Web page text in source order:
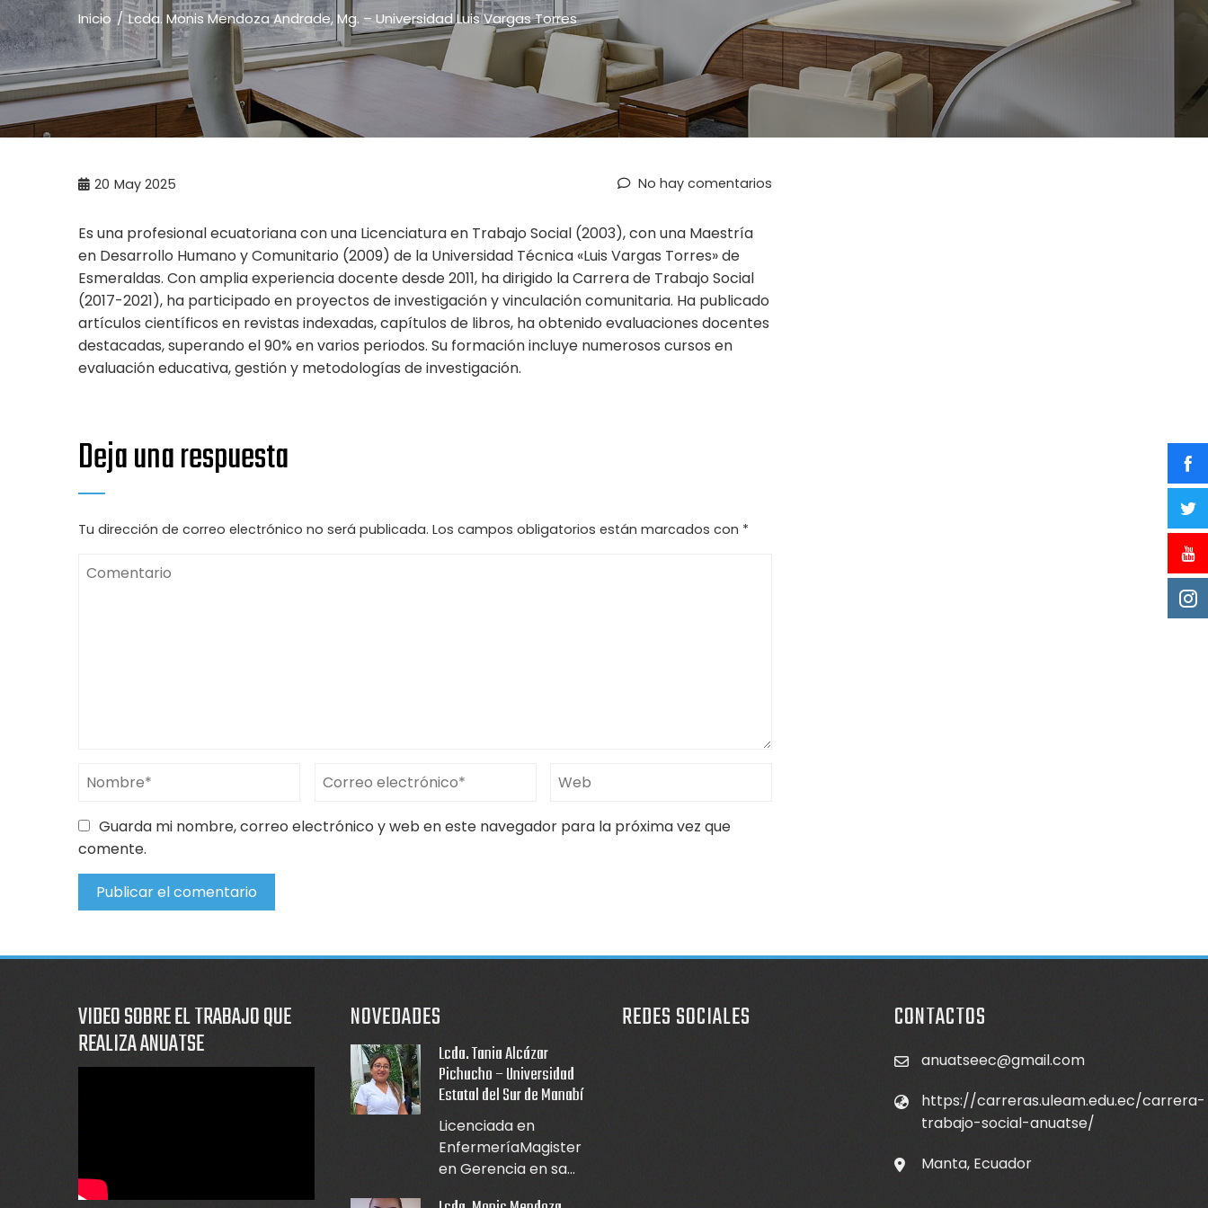
Inicio Lcda. Monis Mendoza Andrade, Mg. – Universidad Luis Vargas Torres
20 May 2025 No hay comentarios
Es una profesional ecuatoriana con una Licenciatura en Trabajo Social (2003), con una Maestría
en Desarrollo Humano y Comunitario (2009) de la Universidad Técnica «Luis Vargas Torres» de
Esmeraldas. Con amplia experiencia docente desde 2011, ha dirigido la Carrera de Trabajo Social
(2017-2021), ha participado en proyectos de investigación y vinculación comunitaria. Ha publicado
artículos científicos en revistas indexadas, capítulos de libros, ha obtenido evaluaciones docentes
destacadas, superando el 90% en varios periodos. Su formación incluye numerosos cursos en
evaluación educativa, gestión y metodologías de investigación.
Deja una respuesta
Tu dirección de correo electrónico no será publicada. Los campos obligatorios están marcados con *
Guarda mi nombre, correo electrónico y web en este navegador para la próxima vez que
comente.
VIDEO SOBRE EL TRABAJO QUE
REALIZA ANUATSE
NOVEDADES
Lcda. Tania Alcázar
Pichucho – Universidad
Estatal del Sur de Manabí
Licenciada en
EnfermeríaMagister
en Gerencia en sa...
REDES SOCIALES CONTACTOS
anuatseec@gmail.com
https://carreras.uleam.edu.ec/carrera-
trabajo-social-anuatse/
Manta, Ecuador